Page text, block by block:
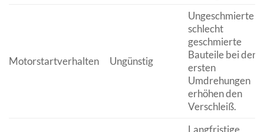
Motorstartverhalten Ungünstig
Ungeschmierte
schlecht
geschmierte
Bauteile bei den
ersten
Umdrehungen
erhöhen den
Verschleiß.